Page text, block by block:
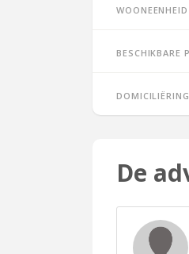
Beschikbare
Domiciliëring
De